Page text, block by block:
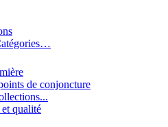
de conjoncture
qualité